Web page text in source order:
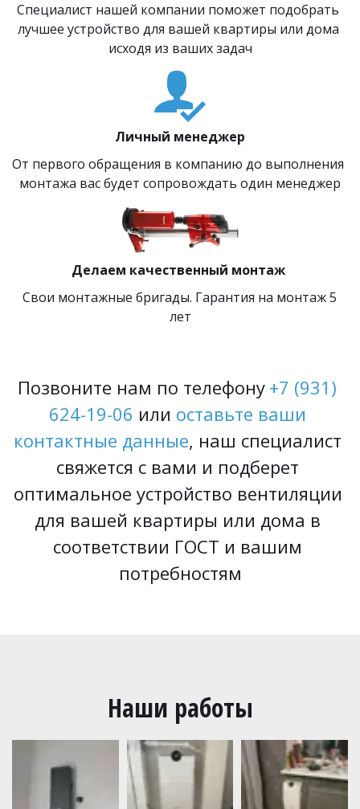
Специалист нашей компании поможет подобрать
лучшее устройство для вашей квартиры или дома
исходя из ваших задач
Личный менеджер
От первого обращения в компанию до выполнения
монтажа вас будет сопровождать один менеджер
Делаем качественный монтаж
Свои монтажные бригады. Гарантия на монтаж 5
лет
Позвоните нам по телефону +7 (931)
624-19-06 или оставьте ваши
контактные данные, наш специалист
свяжется с вами и подберет
оптимальное устройство вентиляции
для вашей квартиры или дома в
соответствии ГОСТ и вашим
потребностям
Наши работы